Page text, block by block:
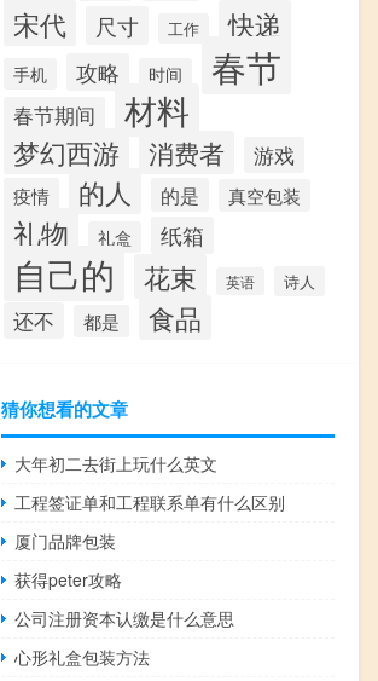
宋代 尺寸 工作 快递
手机 攻略 时间 春节
春节期间 材料
梦幻西游 消费者 游戏
疫情 的人 的是 真空包装
礼物 礼盒 纸箱
自己的 花束 英语 诗人
还不 都是 食品
猜你想看的文章
大年初二去街上玩什么英文
工程签证单和工程联系单有什么区别
厦门品牌包装
获得peter攻略
公司注册资本认缴是什么意思
心形礼盒包装方法